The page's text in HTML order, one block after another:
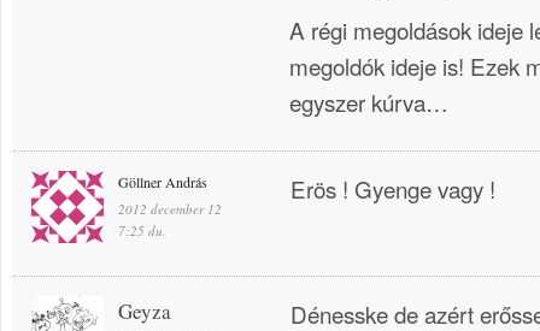
A régi megoldások ideje
megoldók ideje is! Ezek
egyszer kúrva…
Göllner András
2012 december 12
7:25 du.
Erös ! Gyenge vagy !
Geyza
Dénesske de azért